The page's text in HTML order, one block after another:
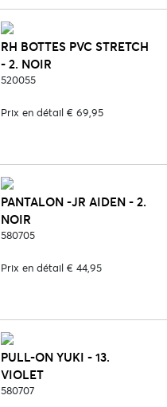
RH BOTTES PVC STRETCH
- 2. NOIR
520055
Prix en détail € 69,95
PANTALON -JR AIDEN - 2.
NOIR
580705
Prix en détail € 44,95
PULL-ON YUKI - 13.
VIOLET
580707